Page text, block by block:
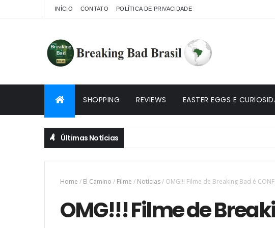
INÍCIO CONTATO POLÍTICA DE PRIVACIDADE
SHOPPING REVIEWS EASTER EGGS E
Últimas Notícias
Home / El Camino / Filme / Notícias/ OMG!!! Filme de Breaking Bad é
OMG!!! Filme de